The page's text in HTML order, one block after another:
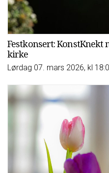
Festkonsert: KonstKnekt
kirke
Lørdag 07. mars 2026, kl